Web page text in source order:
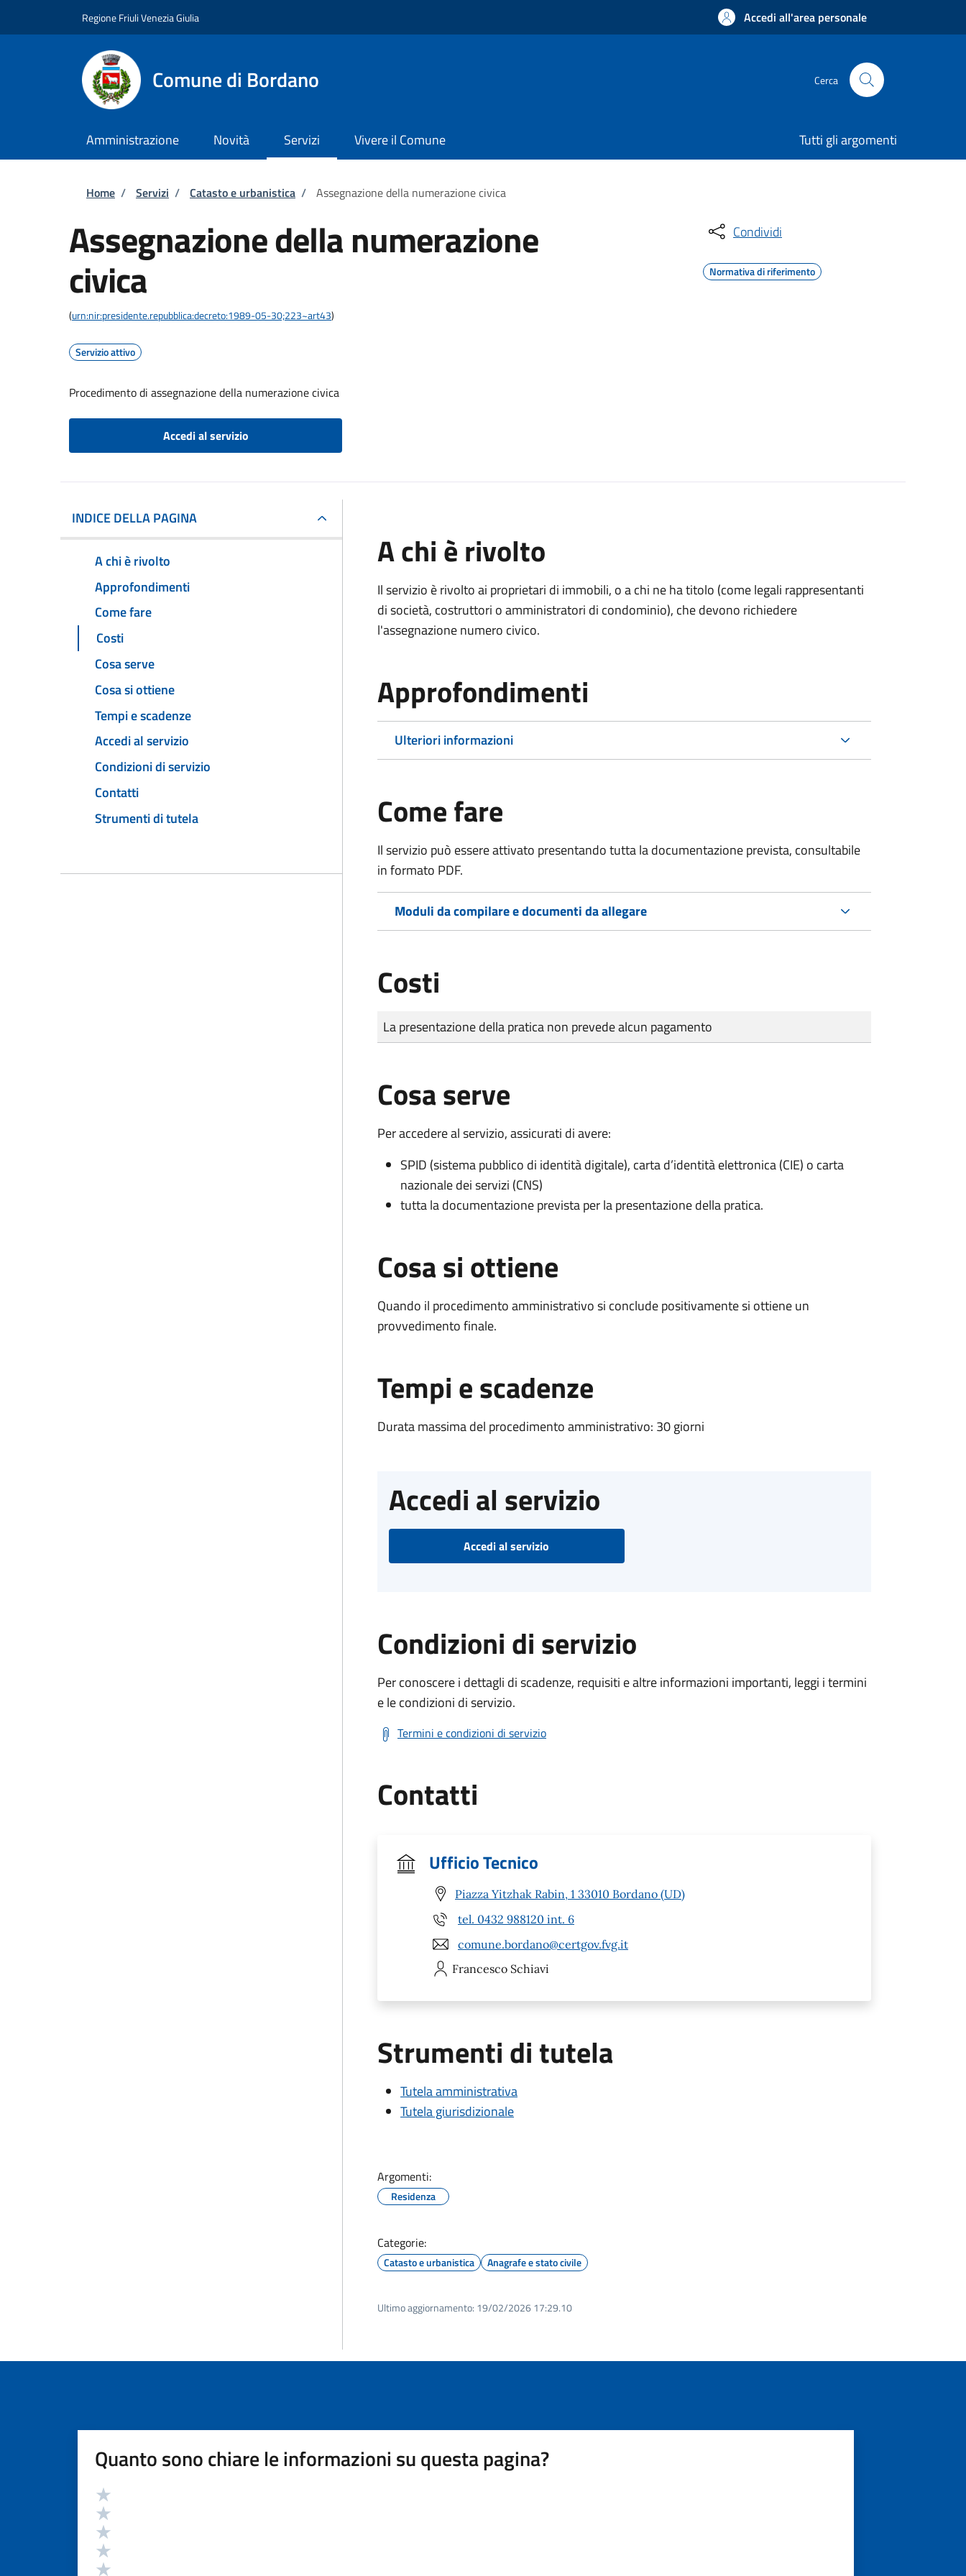
Regione Friuli Venezia Giulia Accedi all'area personale
Comune di Bordano Cerca
Amministrazione Novità Servizi Vivere il Comune Tutti gli argomenti
Briciole di pane
Home / Servizi / Catasto e urbanistica / Assegnazione della numerazione civica
Assegnazione della numerazione
civica
(urn:nir:presidente.repubblica:decreto:1989-05-30;223~art43)
Servizio attivo
Procedimento di assegnazione della numerazione civica
Accedi al servizio
Condividi
Normativa di riferimento
INDICE DELLA PAGINA
A chi è rivolto
Approfondimenti
Come fare
Costi
Cosa serve
Cosa si ottiene
Tempi e scadenze
Accedi al servizio
Condizioni di servizio
Contatti
Strumenti di tutela
A chi è rivolto
Il servizio è rivolto ai proprietari di immobili, o a chi ne ha titolo (come legali rappresentanti
di società, costruttori o amministratori di condominio), che devono richiedere
l'assegnazione numero civico.
Approfondimenti
Ulteriori informazioni
Come fare
Il servizio può essere attivato presentando tutta la documentazione prevista, consultabile
in formato PDF.
Moduli da compilare e documenti da allegare
Costi
Tipo di pagamento
Importo
La presentazione della pratica non prevede alcun pagamento
Cosa serve
Per accedere al servizio, assicurati di avere:
SPID (sistema pubblico di identità digitale), carta d’identità elettronica (CIE) o carta
nazionale dei servizi (CNS)
tutta la documentazione prevista per la presentazione della pratica.
Cosa si ottiene
Quando il procedimento amministrativo si conclude positivamente si ottiene un
provvedimento finale.
Tempi e scadenze
Durata massima del procedimento amministrativo: 30 giorni
Accedi al servizio
Accedi al servizio
Condizioni di servizio
Per conoscere i dettagli di scadenze, requisiti e altre informazioni importanti, leggi i termini
e le condizioni di servizio.
Termini e condizioni di servizio
Contatti
Ufficio Tecnico
Piazza Yitzhak Rabin, 1 33010 Bordano (UD)
tel. 0432 988120 int. 6
comune.bordano@certgov.fvg.it
Francesco Schiavi
Strumenti di tutela
Tutela amministrativa
Tutela giurisdizionale
Argomenti:
Residenza
Categorie:
Catasto e urbanistica Anagrafe e stato civile
Ultimo aggiornamento: 19/02/2026 17:29.10
Quanto sono chiare le informazioni su questa pagina?
Valutazione